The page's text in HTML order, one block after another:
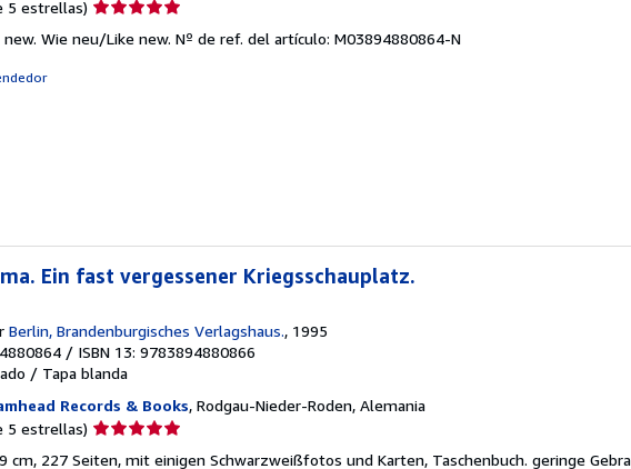
5 estrellas) Calificación
vendedor:
new. Wie neu/Like new. Nº de ref. del artículo: M03894880864-N
Ein fast vergessener Kriegsschauplatz.
Berlin, Brandenburgisches Verlagshaus., 1995
/ ISBN 13: 9783894880866
/ Tapa blanda
Records & Books, Rodgau-Nieder-Roden, Alemania
5 estrellas) Calificación
cm, 227 Seiten, mit einigen Schwarzweißfotos und Karten, Taschenbuch. geringe